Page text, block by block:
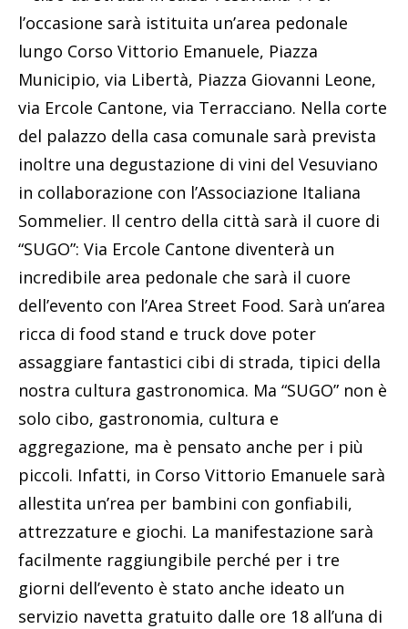
l’occasione sarà istituita un’area pedonale
lungo Corso Vittorio Emanuele, Piazza
Municipio, via Libertà, Piazza Giovanni Leone,
via Ercole Cantone, via Terracciano. Nella corte
del palazzo della casa comunale sarà prevista
inoltre una degustazione di vini del Vesuviano
in collaborazione con l’Associazione Italiana
Sommelier. Il centro della città sarà il cuore di
“SUGO”: Via Ercole Cantone diventerà un
incredibile area pedonale che sarà il cuore
dell’evento con l’Area Street Food. Sarà un’area
ricca di food stand e truck dove poter
assaggiare fantastici cibi di strada, tipici della
nostra cultura gastronomica. Ma “SUGO” non è
solo cibo, gastronomia, cultura e
aggregazione, ma è pensato anche per i più
piccoli. Infatti, in Corso Vittorio Emanuele sarà
allestita un’rea per bambini con gonfiabili,
attrezzature e giochi. La manifestazione sarà
facilmente raggiungibile perché per i tre
giorni dell’evento è stato anche ideato un
servizio navetta gratuito dalle ore 18 all’una di